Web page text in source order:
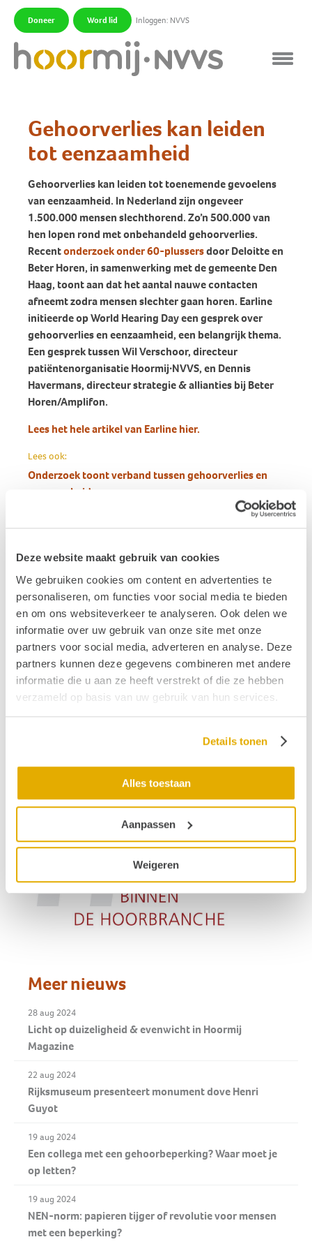
Deze website maakt gebruik van cookies
We gebruiken cookies om content en advertenties te
personaliseren, om functies voor social media te bieden
en om ons websiteverkeer te analyseren. Ook delen we
informatie over uw gebruik van onze site met onze
partners voor social media, adverteren en analyse. Deze
partners kunnen deze gegevens combineren met andere
informatie die u aan ze heeft verstrekt of die ze hebben
verzameld op basis van uw gebruik van hun services.
Details tonen
Alles toestaan
Aanpassen
Weigeren
Doneer Word lid Inloggen: NVVS
Gehoorverlies kan leiden
tot eenzaamheid
Gehoorverlies kan leiden tot toenemende gevoelens
van eenzaamheid. In Nederland zijn ongeveer
1.500.000 mensen slechthorend. Zo’n 500.000 van
hen lopen rond met onbehandeld gehoorverlies.
Recentonderzoek onder 60-plussersdoor Deloitte en
Beter Horen, in samenwerking met de gemeente Den
Haag, toont aan dat het aantal nauwe contacten
afneemt zodra mensen slechter gaan horen. Earline
initieerde op World Hearing Day een gesprek over
gehoorverlies en eenzaamheid, een belangrijk thema.
Een gesprek tussen Wil Verschoor, directeur
patiëntenorganisatie Hoormij∙NVVS, en Dennis
Havermans, directeur strategie & allianties bij Beter
Horen/Amplifon.
Lees het hele artikel van Earline hier.
Lees ook:
Onderzoek toont verband tussen gehoorverlies en
eenzaamheid
Vond je dit interessant?
Ontvang de nieuwste ontwikkelingen eenvoudig via
e-mail?
Meer nieuws
28 aug 2024
Licht op duizeligheid & evenwicht in Hoormij
Magazine
22 aug 2024
Rijksmuseum presenteert monument dove Henri
Guyot
19 aug 2024
Een collega met een gehoorbeperking? Waar moet je
op letten?
19 aug 2024
NEN-norm: papieren tijger of revolutie voor mensen
met een beperking?